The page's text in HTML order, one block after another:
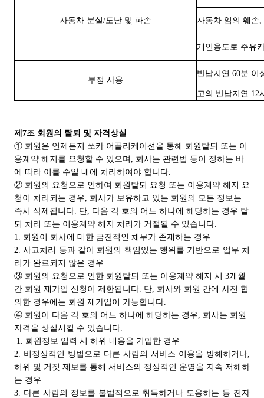
자동차 분실/도난 및 파손 자동차 임의 훼손
개인용도로 주유
부정 사용
반납지연 60분 이
고의 반납지연 12
제7조 회원의 탈퇴 및 자격상실
① 회원은 언제든지 쏘카 어플리케이션을 통해 회원탈퇴 또는 이
용계약 해지를 요청할 수 있으며, 회사는 관련법 등이 정하는 바
에 따라 이를 수일 내에 처리하여야 합니다.
② 회원의 요청으로 인하여 회원탈퇴 요청 또는 이용계약 해지 요
청이 처리되는 경우, 회사가 보유하고 있는 회원의 모든 정보는
즉시 삭제됩니다. 단, 다음 각 호의 어느 하나에 해당하는 경우 탈
퇴 처리 또는 이용계약 해지 처리가 거절될 수 있습니다.
1. 회원이 회사에 대한 금전적인 채무가 존재하는 경우
2. 사고처리 등과 같이 회원의 책임있는 행위를 기반으로 업무 처
리가 완료되지 않은 경우
③ 회원의 요청으로 인한 회원탈퇴 또는 이용계약 해지 시 3개월
간 회원 재가입 신청이 제한됩니다. 단, 회사와 회원 간에 사전 협
의한 경우에는 회원 재가입이 가능합니다.
④ 회원이 다음 각 호의 어느 하나에 해당하는 경우, 회사는 회원
자격을 상실시킬 수 있습니다.
1. 회원정보 입력 시 허위 내용을 기입한 경우
2. 비정상적인 방법으로 다른 사람의 서비스 이용을 방해하거나,
허위 및 거짓 제보를 통해 서비스의 정상적인 운영을 지속 저해하
는 경우
3. 다른 사람의 정보를 불법적으로 취득하거나 도용하는 등 전자